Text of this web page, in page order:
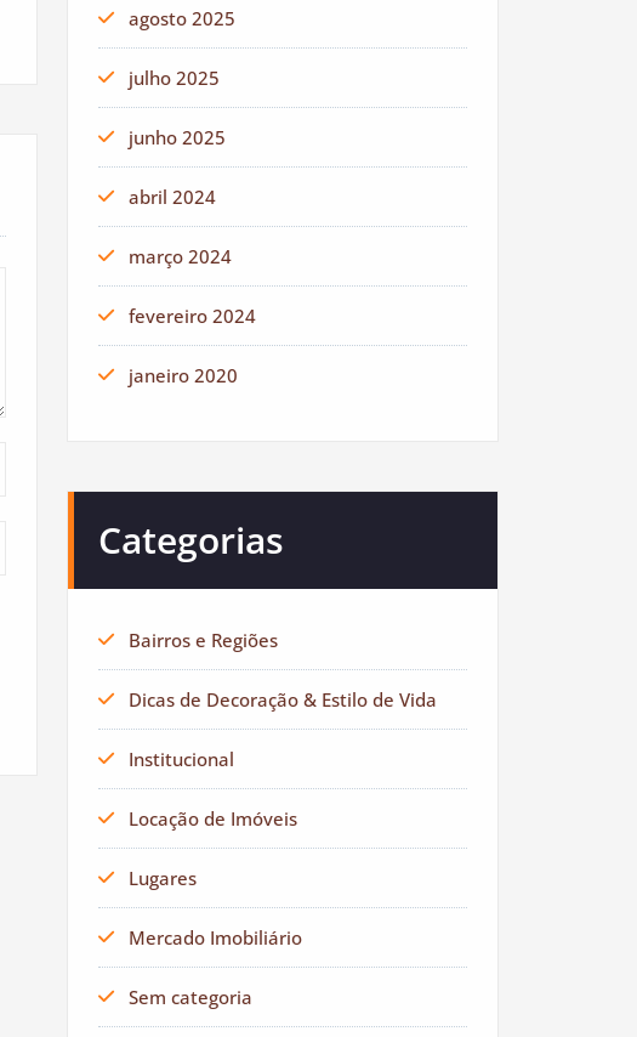
agosto 2025
julho 2025
junho 2025
abril 2024
março 2024
fevereiro 2024
janeiro 2020
Categorias
Bairros e Regiões
Dicas de Decoração & Estilo de Vida
Institucional
Locação de Imóveis
Lugares
Mercado Imobiliário
Sem categoria